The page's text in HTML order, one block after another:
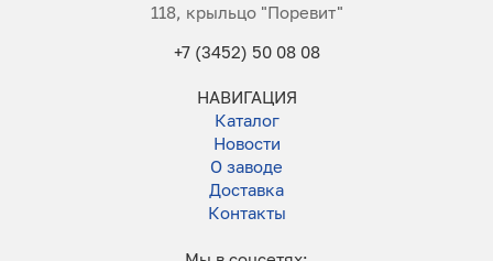
118, крыльцо "Поревит"
+7 (3452) 50 08 08
НАВИГАЦИЯ
Каталог
Новости
О заводе
Доставка
Контакты